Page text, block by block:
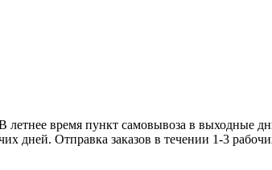
время пункт
1-2 рабочих дней.